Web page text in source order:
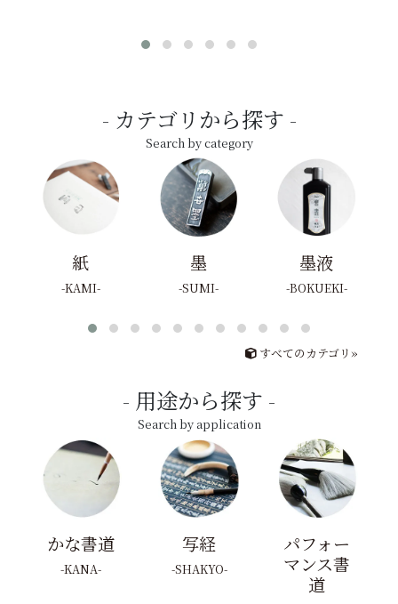
カテゴリから探す
Search by category
紙
KAMI
墨
SUMI
墨液
BOKUEKI
すべてのカテゴリ»
用途から探す
Search by application
かな書道
KANA
写経
SHAKYO
パフォー
マンス書
道